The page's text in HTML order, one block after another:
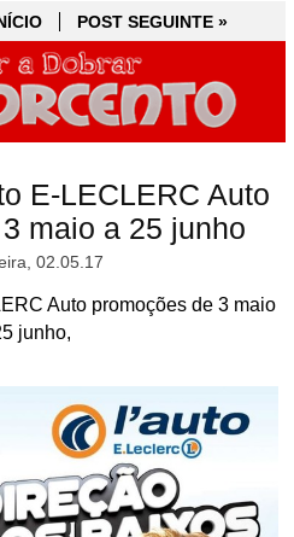
POST SEGUINTE »
E-LECLERC Auto
maio a 25 junho
02.05.17
Auto promoções de 3 maio
junho,
POST SEGUINTE »